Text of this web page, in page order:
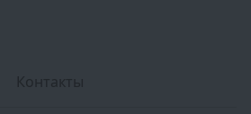
Контакты